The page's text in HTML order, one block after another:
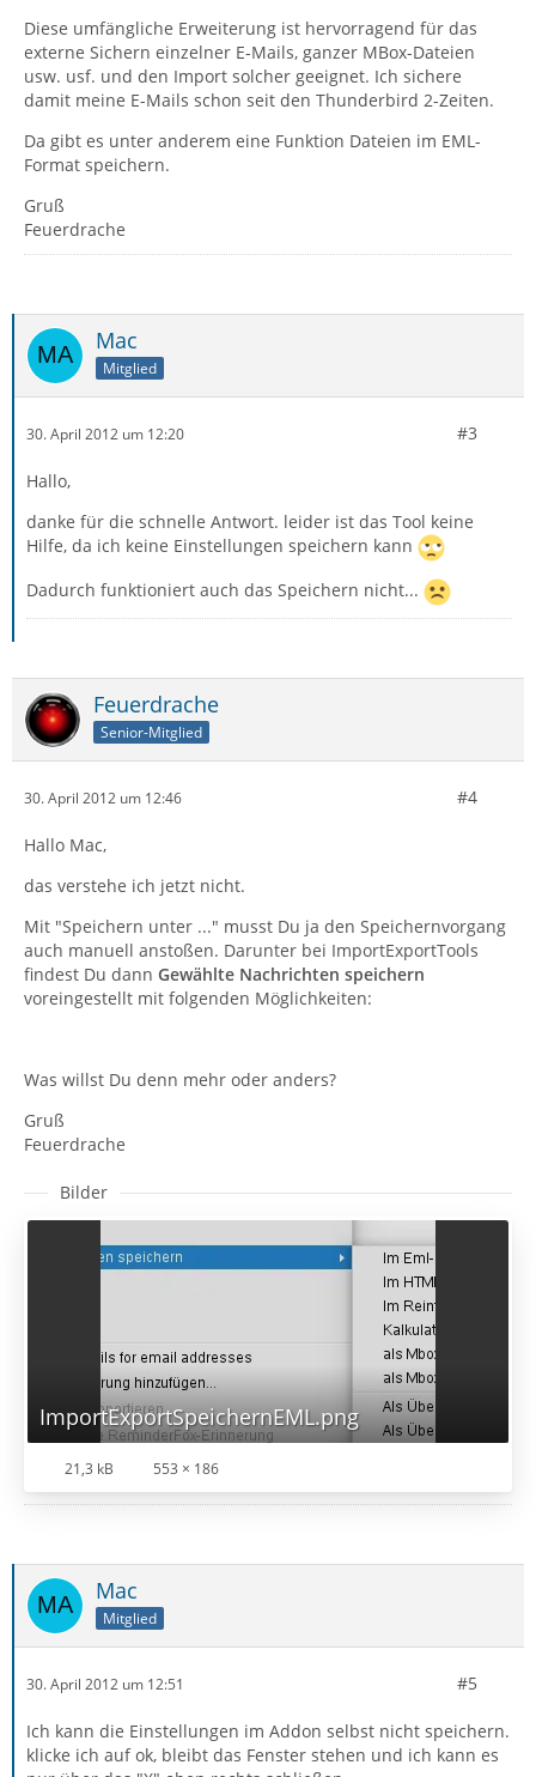
Diese umfängliche Erweiterung ist hervorragend für das
externe Sichern einzelner E-Mails, ganzer MBox-Dateien
usw. usf. und den Import solcher geeignet. Ich sichere
damit meine E-Mails schon seit den Thunderbird 2-Zeiten.
Da gibt es unter anderem eine Funktion Dateien im EML-
Format speichern.
Gruß
Feuerdrache
Mac
Mitglied
30. April 2012 um 12:20 #3
Hallo,
danke für die schnelle Antwort. leider ist das Tool keine
Hilfe, da ich keine Einstellungen speichern kann
Dadurch funktioniert auch das Speichern nicht...
Feuerdrache
Senior-Mitglied
30. April 2012 um 12:46 #4
Hallo Mac,
das verstehe ich jetzt nicht.
Mit "Speichern unter ..." musst Du ja den Speichernvorgang
auch manuell anstoßen. Darunter bei ImportExportTools
findest Du dann Gewählte Nachrichten speichern
voreingestellt mit folgenden Möglichkeiten:
Was willst Du denn mehr oder anders?
Gruß
Feuerdrache
Bilder
ImportExportSpeichernEML.png
21,3 kB 553 × 186
Mac
Mitglied
30. April 2012 um 12:51 #5
Ich kann die Einstellungen im Addon selbst nicht speichern.
klicke ich auf ok, bleibt das Fenster stehen und ich kann es